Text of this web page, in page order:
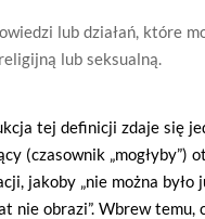
lub działań, które
lub seksualną.
tej definicji zdaje się
(czasownik
jakoby „nie można było
nie obrazi”. Wbrew temu,